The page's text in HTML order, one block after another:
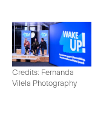
Credits: Fernanda
Vilela Photography